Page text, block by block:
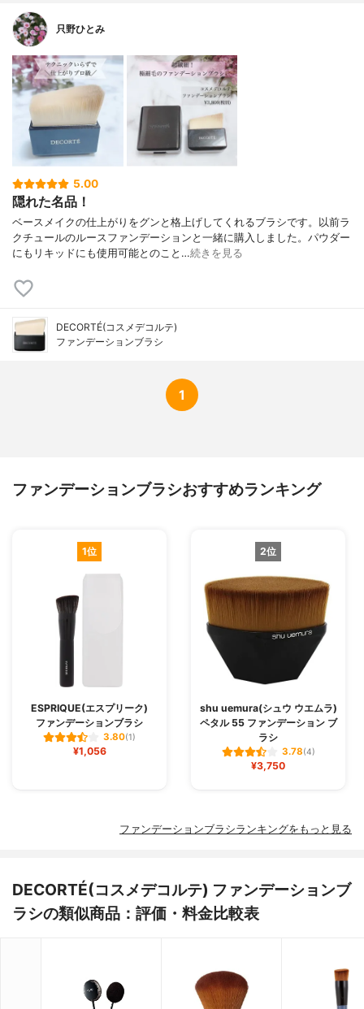
只野ひとみ
5.00
隠れた名品！
ベースメイクの仕上がりをグンと格上げしてくれるブラシです。以前ラ
クチュールのルースファンデーションと一緒に購入しました。パウダー
にもリキッドにも使用可能とのこと…続きを見る
DECORTÉ(コスメデコルテ)
ファンデーションブラシ
1
ファンデーションブラシおすすめランキング
1位
ESPRIQUE(エスプリーク)
ファンデーションブラシ
3.80(1)
¥1,056
2位
shu uemura(シュウ ウエムラ)
ペタル 55 ファンデーション ブ
ラシ
3.78(4)
¥3,750
ファンデーションブラシランキングをもっと見る
DECORTÉ(コスメデコルテ) ファンデーションブ
ラシの類似商品：評価・料金比較表